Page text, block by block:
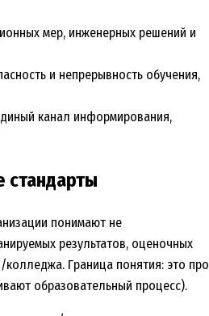
мер, инженерных решений и
и непрерывность обучения,
канал информирования,
стандарты
понимают не
результатов, оценочных
Граница понятия: это про
образовательный процесс).